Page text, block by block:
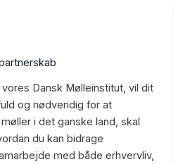
Dansk Mølleinstitut, vil dit
og nødvendig for at
i det ganske land, skal
du kan bidrage
med både erhvervliv,